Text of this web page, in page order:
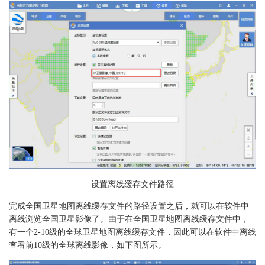
设置离线缓存文件路径
完成全国卫星地图离线缓存文件的路径设置之后，就可以在软件中
离线浏览全国卫星影像了。由于在全国卫星地图离线缓存文件中，
有一个2-10级的全球卫星地图离线缓存文件，因此可以在软件中离线
查看前10级的全球离线影像，如下图所示。